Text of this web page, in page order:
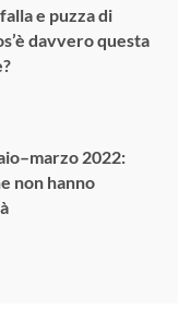
e puzza di
davvero questa
2022:
non hanno